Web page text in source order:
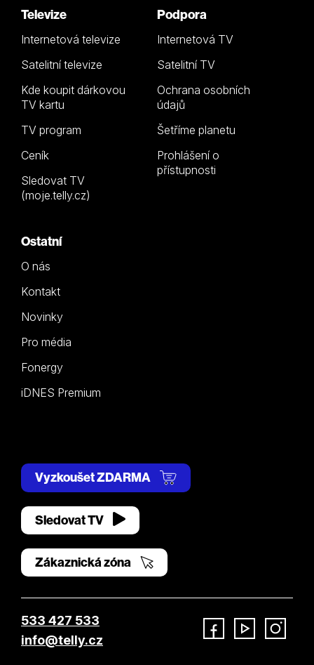
Televize
Internetová televize
Satelitní televize
Kde koupit dárkovou
TV kartu
TV program
Ceník
Sledovat TV
(moje.telly.cz)
Podpora
Internetová TV
Satelitní TV
Ochrana osobních
údajů
Šetříme planetu
Prohlášení o
přístupnosti
Ostatní
O nás
Kontakt
Novinky
Pro média
Fonergy
iDNES Premium
Vyzkoušet ZDARMA
Sledovat TV
Zákaznická zóna
533 427 533
info@telly.cz